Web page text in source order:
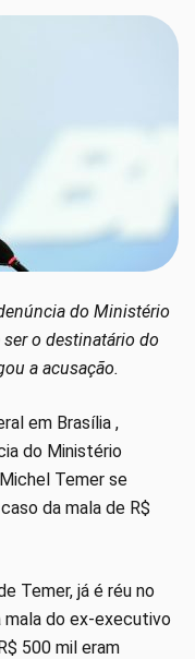
do Ministério
o destinatário do
a acusação.
em Brasília ,
do Ministério
Temer se
da mala de R$
Temer, já é réu no
do ex-executivo
500 mil eram